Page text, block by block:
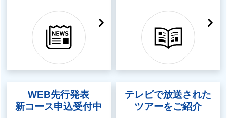
WEB先行発表
新コース申込受付中
テレビで放送された
ツアーをご紹介